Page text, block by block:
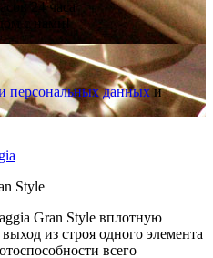
24 часа
с нами!
персональных данныхи
Style
Gran Style вплотную
из строя одного элемента
всего